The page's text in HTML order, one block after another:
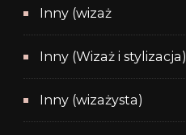
Inny (wizaż
Inny (Wizaż i stylizacja)
Inny (wizażysta)